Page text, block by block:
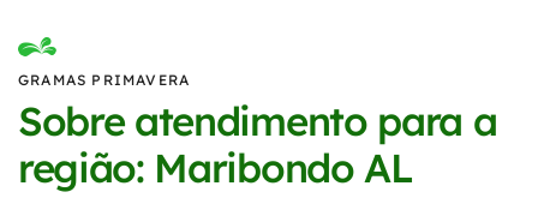
GRAMAS PRIMAVERA
Sobre atendimento para a
região: Maribondo AL